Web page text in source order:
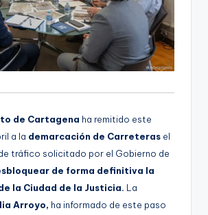
de Cartagena ha remitido este
a la demarcación de Carreteras el
tráfico solicitado por el Gobierno de
de forma definitiva la
la Ciudad de la Justicia. La
Arroyo, ha informado de este paso